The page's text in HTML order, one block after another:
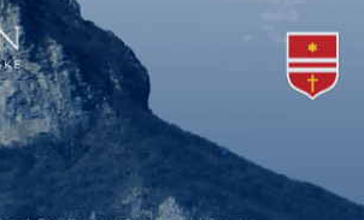
Ogulin, sva prava pridržana.